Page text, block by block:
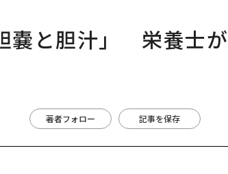
嚢と胆汁」 栄養士
著者フォロー 記事を保存